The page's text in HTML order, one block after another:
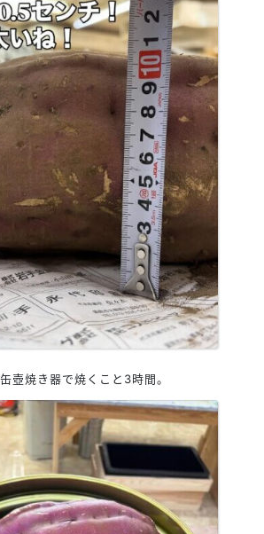
壺焼き器で焼くこと3時間。